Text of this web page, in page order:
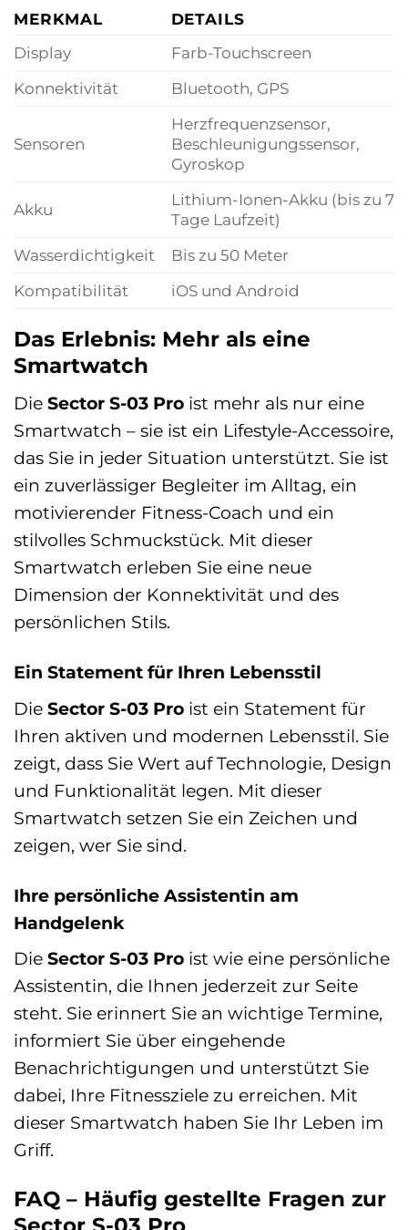
MERKMAL
DETAILS
Display
Farb-Touchscreen
Konnektivität
Bluetooth, GPS
Sensoren
Herzfrequenzsensor,
Beschleunigungssensor,
Gyroskop
Akku
Lithium-Ionen-Akku (bis zu 7
Tage Laufzeit)
Wasserdichtigkeit
Bis zu 50 Meter
Kompatibilität
iOS und Android
Das Erlebnis: Mehr als eine
Smartwatch
Die Sector S-03 Pro ist mehr als nur eine
Smartwatch – sie ist ein Lifestyle-Accessoire,
das Sie in jeder Situation unterstützt. Sie ist
ein zuverlässiger Begleiter im Alltag, ein
motivierender Fitness-Coach und ein
stilvolles Schmuckstück. Mit dieser
Smartwatch erleben Sie eine neue
Dimension der Konnektivität und des
persönlichen Stils.
Ein Statement für Ihren Lebensstil
Die Sector S-03 Pro ist ein Statement für
Ihren aktiven und modernen Lebensstil. Sie
zeigt, dass Sie Wert auf Technologie, Design
und Funktionalität legen. Mit dieser
Smartwatch setzen Sie ein Zeichen und
zeigen, wer Sie sind.
Ihre persönliche Assistentin am
Handgelenk
Die Sector S-03 Pro ist wie eine persönliche
Assistentin, die Ihnen jederzeit zur Seite
steht. Sie erinnert Sie an wichtige Termine,
informiert Sie über eingehende
Benachrichtigungen und unterstützt Sie
dabei, Ihre Fitnessziele zu erreichen. Mit
dieser Smartwatch haben Sie Ihr Leben im
Griff.
FAQ – Häufig gestellte Fragen zur